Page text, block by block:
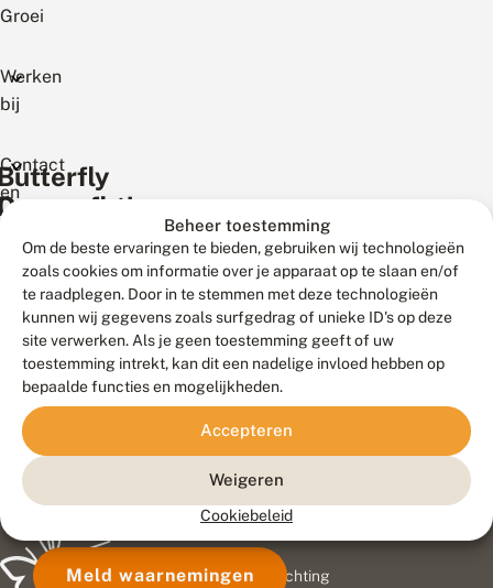
Beheer toestemming
Om de beste ervaringen te bieden, gebruiken wij technologieën
zoals cookies om informatie over je apparaat op te slaan en/of
te raadplegen. Door in te stemmen met deze technologieën
kunnen wij gegevens zoals surfgedrag of unieke ID's op deze
site verwerken. Als je geen toestemming geeft of uw
toestemming intrekt, kan dit een nadelige invloed hebben op
bepaalde functies en mogelijkheden.
Accepteren
Weigeren
Cookiebeleid
Groei
Werken
bij
Contact
en
service
Meld waarnemingen
© 2026 Vlinderstichting